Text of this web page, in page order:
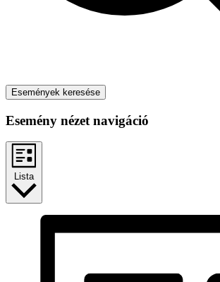
Események keresése
Esemény nézet navigáció
Lista